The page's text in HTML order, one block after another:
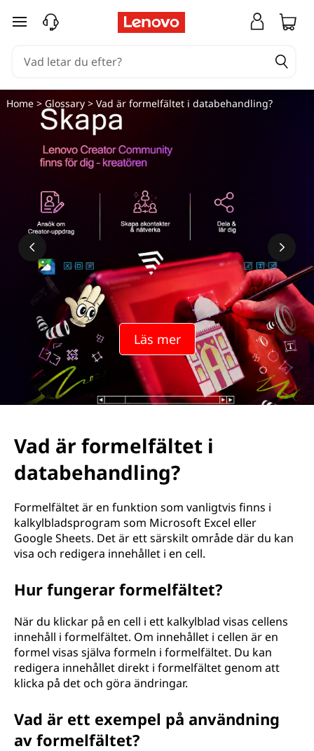
hoppa vidare till huvudinnehållet
Läs mer
Home> Glossary> Vad är formelfältet i databehandling?
Vad är formelfältet i
databehandling?
Formelfältet är en funktion som vanligtvis finns i
kalkylbladsprogram som Microsoft Excel eller
Google Sheets. Det är ett särskilt område där du kan
visa och redigera innehållet i en cell.
Hur fungerar formelfältet?
När du klickar på en cell i ett kalkylblad visas cellens
innehåll i formelfältet. Om innehållet i cellen är en
formel visas själva formeln i formelfältet. Du kan
redigera innehållet direkt i formelfältet genom att
klicka på det och göra ändringar.
Vad är ett exempel på användning
av formelfältet?